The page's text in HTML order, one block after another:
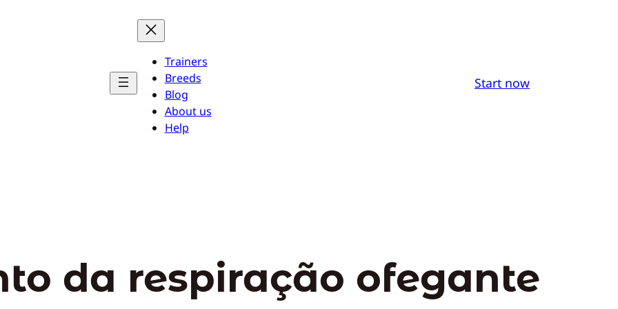
Trainers
Breeds
Blog
About us
Help
Start now
da respiração ofegante